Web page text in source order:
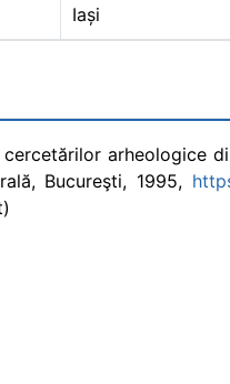
Iași
arheologice
Bucureşti, 1995,